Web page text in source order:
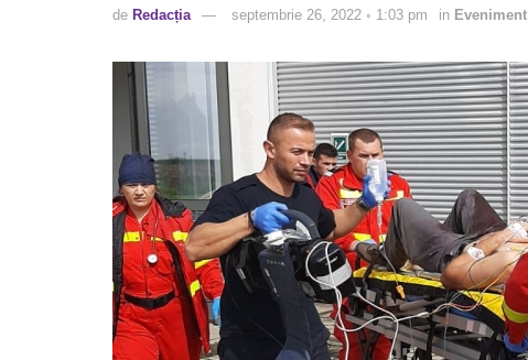
de Redacția septembrie 26, 2022 ◦ 1:03 pm in Eveniment